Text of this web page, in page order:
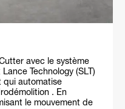
avec le système
Technology (SLT)
qui automatise
. En
le mouvement de